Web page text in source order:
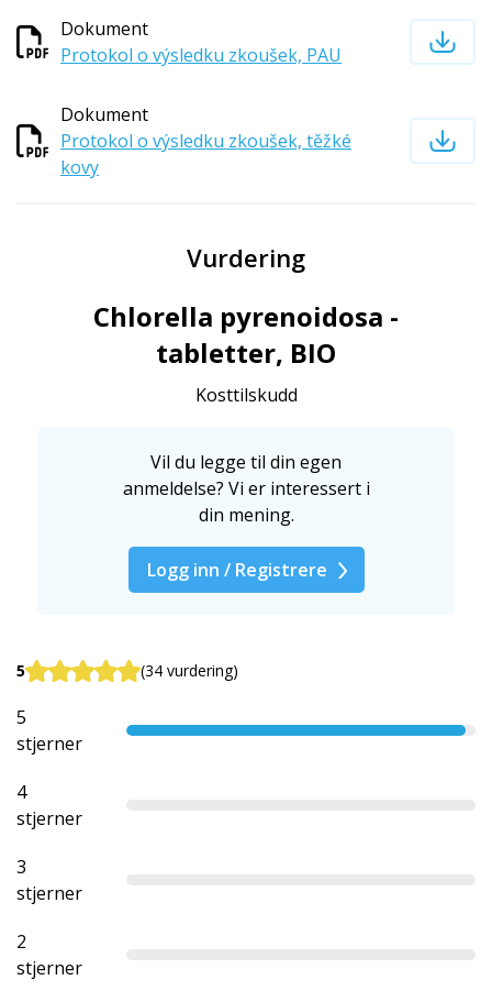
Dokument
Protokol o výsledku zkoušek, PAU
Dokument
Protokol o výsledku zkoušek, těžké
kovy
Vurdering
Chlorella pyrenoidosa -
tabletter, BIO
Kosttilskudd
Vil du legge til din egen
anmeldelse? Vi er interessert i
din mening.
Logg inn / Registrere
5 (34 vurdering)
5
stjerner
4
stjerner
3
stjerner
2
stjerner